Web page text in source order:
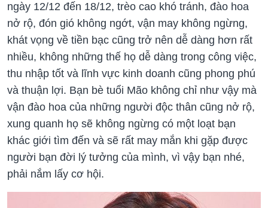
ngày 12/12 đến 18/12, trèo cao khó tránh, đào hoa
nở rộ, đón gió không ngớt, vận may không ngừng,
khát vọng về tiền bạc cũng trở nên dễ dàng hơn rất
nhiều, không những thế họ dễ dàng trong công việc,
thu nhập tốt và lĩnh vực kinh doanh cũng phong phú
và thuận lợi. Bạn bè tuổi Mão không chỉ như vậy mà
vận đào hoa của những người độc thân cũng nở rộ,
xung quanh họ sẽ không ngừng có một loạt bạn
khác giới tìm đến và sẽ rất may mắn khi gặp được
người bạn đời lý tưởng của mình, vì vậy bạn nhé,
phải nắm lấy cơ hội.